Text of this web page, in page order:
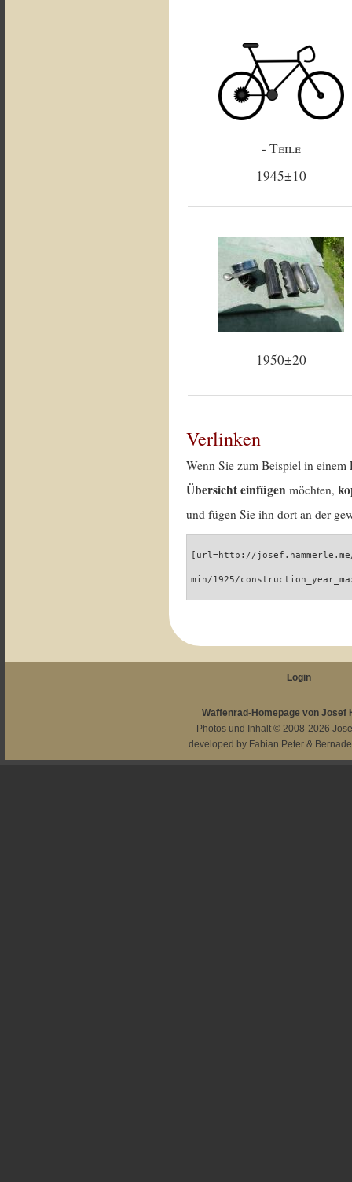
- Teile
1945±10
1950±20
Verlinken
Wenn Sie zum Beispiel in
Übersicht einfügen möchten,
und fügen Sie ihn dort an der
[url=http://
min/1925/
Login
Waffenrad-Homepage von Josef
Photos und Inhalt © 2008-2026
developed by Fabian Peter &